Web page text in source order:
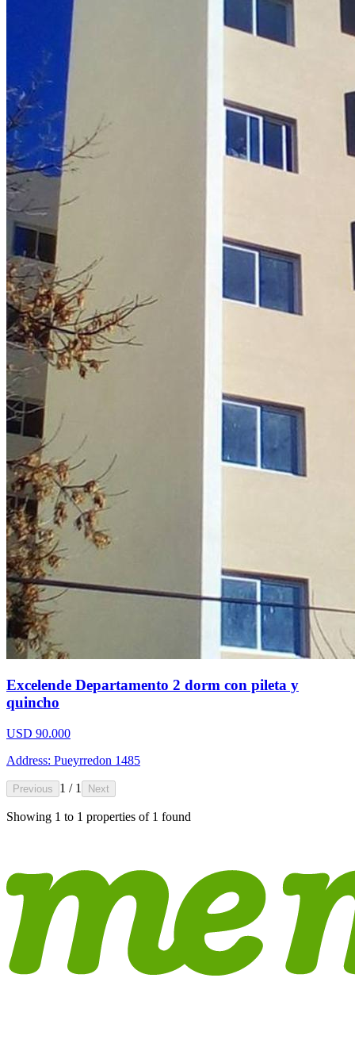
Excelende Departamento 2 dorm con pileta y
quincho
USD 90.000
Address: Pueyrredon 1485
Previous 1 / 1 Next
Showing 1 to 1 properties of 1 found